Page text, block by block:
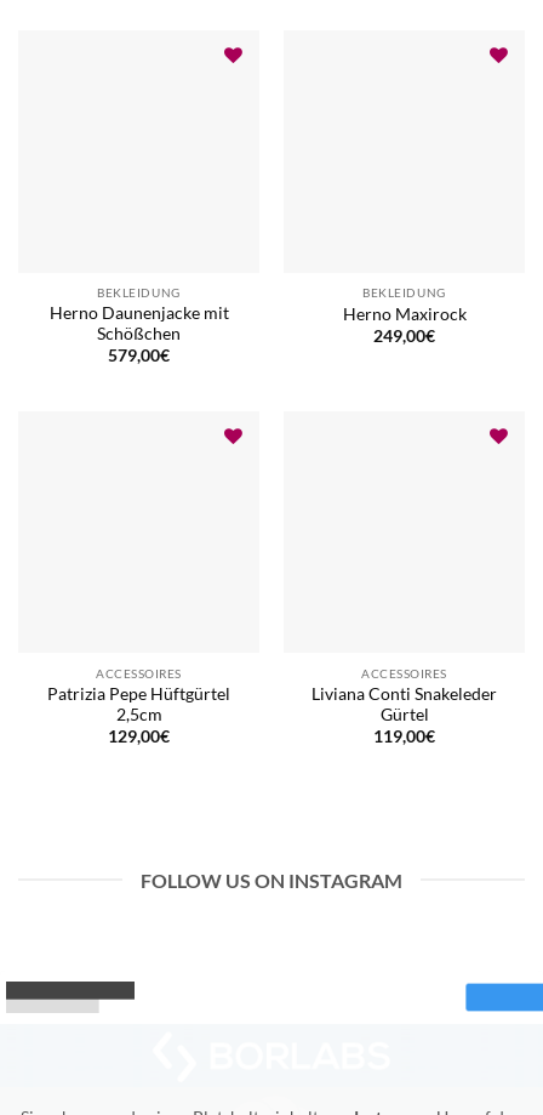
BEKLEIDUNG
Herno Daunenjacke mit
Schößchen
579,00€
BEKLEIDUNG
Herno Maxirock
249,00€
ACCESSOIRES
Patrizia Pepe Hüftgürtel
2,5cm
129,00€
ACCESSOIRES
Liviana Conti Snakeleder
Gürtel
119,00€
FOLLOW US ON INSTAGRAM